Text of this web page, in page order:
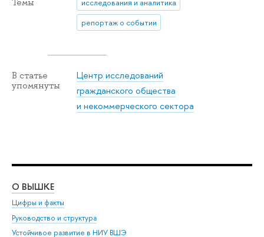
Темы
исследования и аналитика
репортаж о событии
В статье
упомянуты
Центр исследований
гражданского общества
и некоммерческого сектора
О ВЫШКЕ
Цифры и факты
Руководство и структура
Устойчивое развитие в НИУ ВШЭ